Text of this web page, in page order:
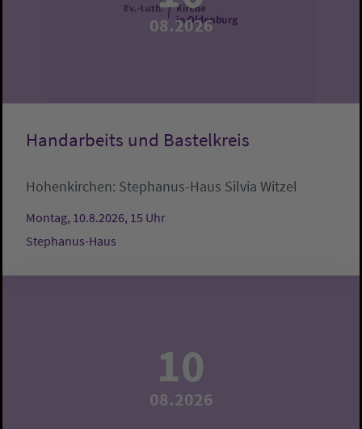
08.2026
Handarbeits und Bastelkreis
Hohenkirchen: Stephanus-Haus Silvia Witzel
Montag, 10.8.2026, 15 Uhr
Stephanus-Haus
10
08.2026